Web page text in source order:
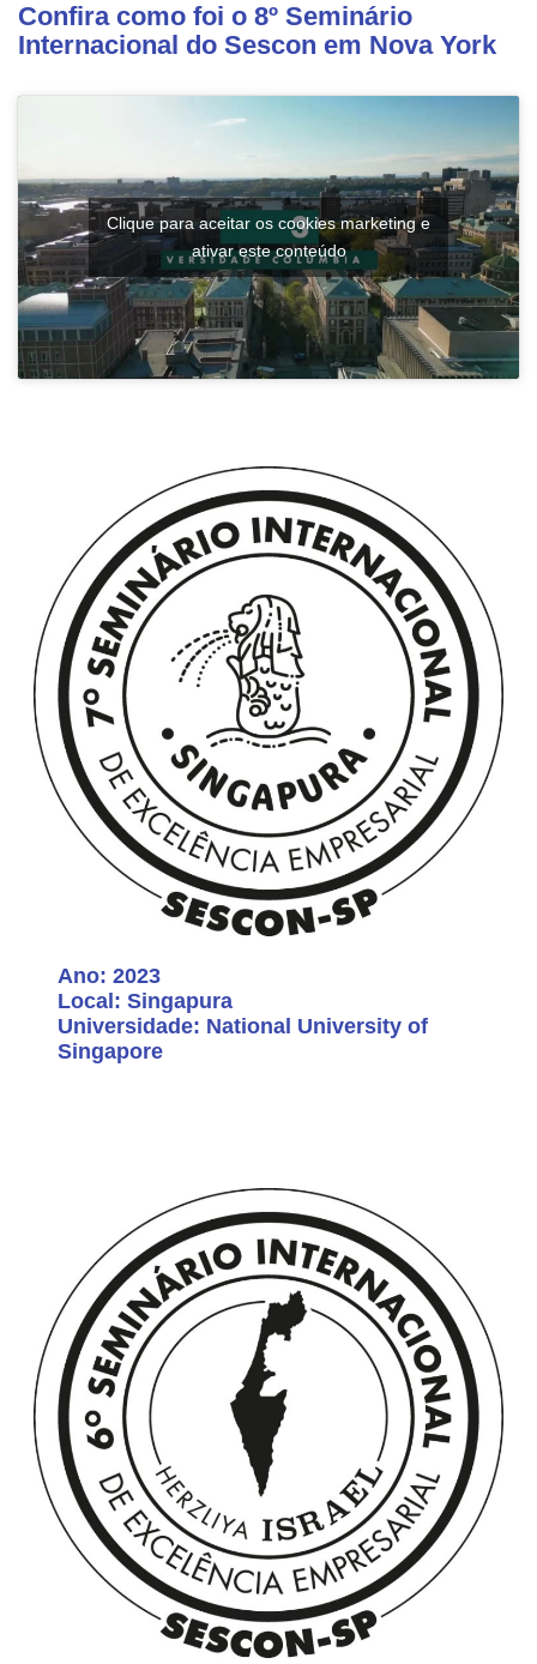
Confira como foi o 8º Seminário
Internacional do Sescon em Nova York
Clique para aceitar os cookies marketing e
ativar este conteúdo
Ano: 2023
Local: Singapura
Universidade: National University of
Singapore